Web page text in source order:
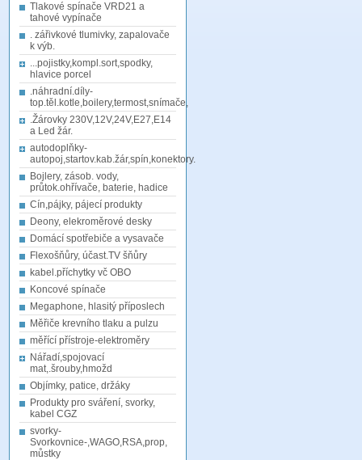
Tlakové spínače VRD21 a
tahové vypínače
. zářivkové tlumivky, zapalovače
k výb.
...pojistky,kompl.sort,spodky,
hlavice porcel
.náhradní.díly-
top.těl.kotle,boilery,termost,snímače,
.Žárovky 230V,12V,24V,E27,E14
a Led žár.
autodoplňky-
autopoj,startov.kab.žár,spín,konektory.
Bojlery, zásob. vody,
průtok.ohřívače, baterie, hadice
Cín,pájky, pájecí produkty
Deony, elekroměrové desky
Domácí spotřebiče a vysavače
Flexošňůry, účast.TV šňůry
kabel.příchytky vč OBO
Koncové spínače
Megaphone, hlasitý příposlech
Měřiče krevního tlaku a pulzu
měřící přístroje-elektroměry
Nářadí,spojovací
mat,.šrouby,hmožd
Objímky, patice, držáky
Produkty pro sváření, svorky,
kabel CGZ
svorky-
Svorkovnice-,WAGO,RSA,prop,
můstky